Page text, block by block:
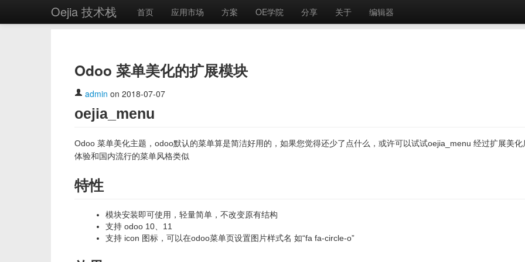
Oejia 技术栈 首页 应用市场 方案 OE学院 分享 关于 编辑器
Odoo 菜单美化的扩展模块
admin on 2018-07-07
oejia_menu
Odoo 菜单美化主题，odoo默认的菜单算是简洁好用的，如果您觉得还少了点什么，或许可以试试oejia_menu 经过扩展美化
体验和国内流行的菜单风格类似
特性
模块安装即可使用，轻量简单，不改变原有结构
支持 odoo 10、11
支持 icon 图标，可以在odoo菜单页设置图片样式名 如“fa fa-circle-o”